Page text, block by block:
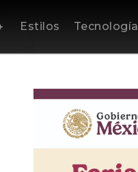
Estilos Tecnología